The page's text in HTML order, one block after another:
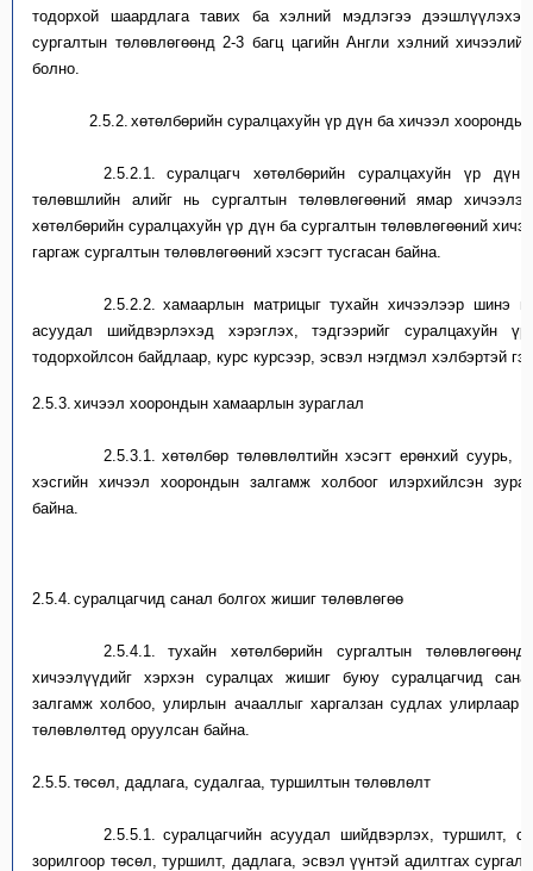
тодорхой шаардлага тавих ба хэлний мэдлэгээ
сургалтын төлөвлөгөөнд 2-3 багц цагийнАнгли хэлний
болно.
2.5.2. хөтөлбөрийн суралцахуйн үр дүн ба хичээл
2.5.2.1. суралцагч хөтөлбөрийн суралцахуйн үр
төлөвшлийн алийг нь сургалтын төлөвлөгөөний ямар
хөтөлбөрийн суралцахуйн үр дүн ба сургалтын төлөвлөгөөний
гаргаж сургалтын төлөвлөгөөний хэсэгт тусгасан байна.
2.5.2.2. хамаарлын матрицыг тухайн хичээлээр шинэ
асуудал шийдвэрлэхэд хэрэглэх, тэдгээрийгсуралцахуйн
тодорхойлсон байдлаар курс курсээр, эсвэл нэгдмэл хэлбэртэй
2.5.3. хичээл хоорондын хамаарлын зураглал
2.5.3.1. хөтөлбөр төлөвлөлтийн хэсэгт ерөнхий суурь,
хэсгийн хичээл хоорондын залгамж холбоог илэрхийлсэн
байна.
2.5.4. суралцагчид санал болгох жишиг төлөвлөгөө
2.5.4.1. тухайн хөтөлбөрийн сургалтын төлөвлөгөөнд
хичээлүүдийг хэрхэн суралцах жишиг буюу суралцагчид
залгамж холбоо, улирлын ачааллыг харгалзан судлах улирлаар
төлөвлөлтөд оруулсан байна.
2.5.5. төсөл, дадлага, судалгаа, туршилтын төлөвлөлт
2.5.5.1. суралцагчийн асуудал шийдвэрлэх, туршилт,
зорилгоор төсөл,туршилт, дадлага, эсвэл үүнтэй адилтгах